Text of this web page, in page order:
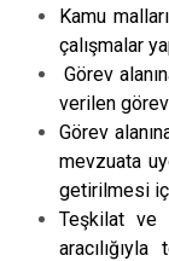
Kamu
çalışmalar
Görev
verilen
Görev
mevzuata
getirilmesi
Teşkilat ve